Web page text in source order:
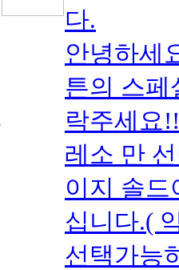
다.
안녕하세
튼의 스페
락주세요
레소 만
이지 솔
십니다.(
선택가능